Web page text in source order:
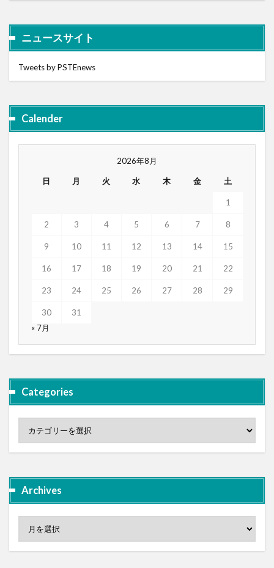
ニュースサイト
Tweets by PSTEnews
Calender
2026年8月
日 月 火 水 木 金 土
1
2 3 4 5 6 7 8
9 10 11 12 13 14 15
16 17 18 19 20 21 22
23 24 25 26 27 28 29
30
31
« 7月
Categories
Archives